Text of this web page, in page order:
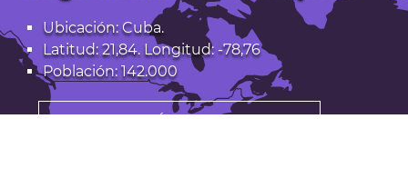
Ubicación: Cuba.
Latitud: 21,84. Longitud: -78,76
Población: 142.000